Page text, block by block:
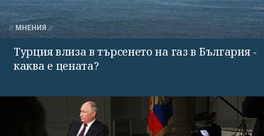
МНЕНИЯ
Турция влиза в търсенето на газ в България -
каква е цената?